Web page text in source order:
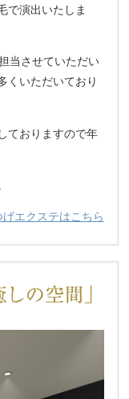
で演出いたしま
当させていただい
くいただいており
ておりますので年
エクステはこちら